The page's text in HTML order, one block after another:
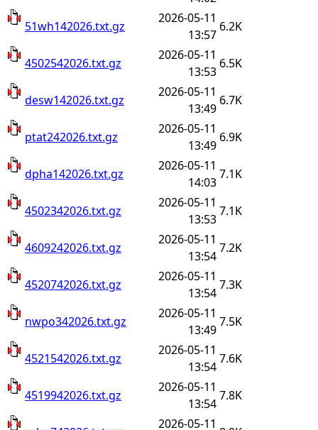
51wh142026.txt.gz
2026-05-11
13:57
6.2K
4502542026.txt.gz
2026-05-11
13:53
6.5K
desw142026.txt.gz
2026-05-11
13:49
6.7K
ptat242026.txt.gz
2026-05-11
13:49
6.9K
dpha142026.txt.gz
2026-05-11
14:03
7.1K
4502342026.txt.gz
2026-05-11
13:53
7.1K
4609242026.txt.gz
2026-05-11
13:54
7.2K
4520742026.txt.gz
2026-05-11
13:54
7.3K
nwpo342026.txt.gz
2026-05-11
13:49
7.5K
4521542026.txt.gz
2026-05-11
13:54
7.6K
4519942026.txt.gz
2026-05-11
13:54
7.8K
2026-05-11